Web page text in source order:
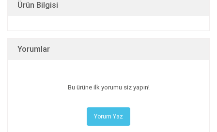
Ürün Bilgisi
Yorumlar
Bu ürüne ilk yorumu siz yapın!
Yorum Yaz